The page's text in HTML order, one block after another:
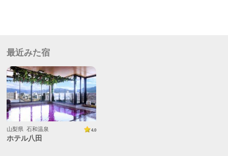
最近みた宿
山梨県 石和温泉 4.0
ホテル八田